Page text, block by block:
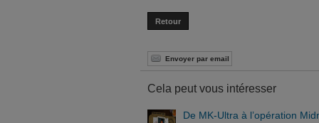
Retour
Envoyer par email
Cela peut vous intéresser
De MK-Ultra à l’opération